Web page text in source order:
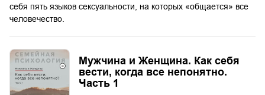
себя пять языков сексуальности, на которых «общается» все
человечество.
Мужчина и Женщина. Как себя
вести, когда все непонятно.
Часть 1